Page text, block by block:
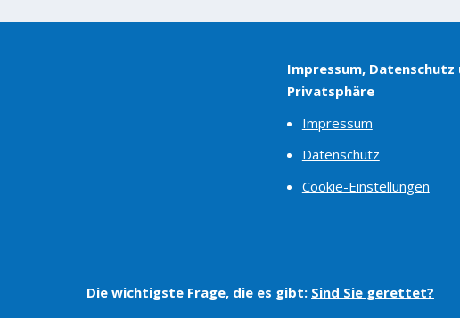
Impressum, Datenschutz
Privatsphäre
Impressum
Datenschutz
Cookie-Einstellungen
Die wichtigste Frage, die es gibt: Sind Sie gerettet?